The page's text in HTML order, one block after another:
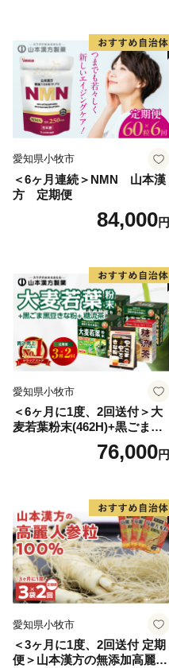
愛知県小牧市
＜6ヶ月連続＞NMN 山本漢
方 定期便
84,000円
愛知県小牧市
＜6ヶ月に1度、2回送付＞大
麦若葉粉末(462H)+黒ごま黒
豆きな粉+ 糖流茶 山本漢
76,000円
愛知県小牧市
＜3ヶ月に1度、2回送付 定期
便＞山本漢方の無添加高麗人